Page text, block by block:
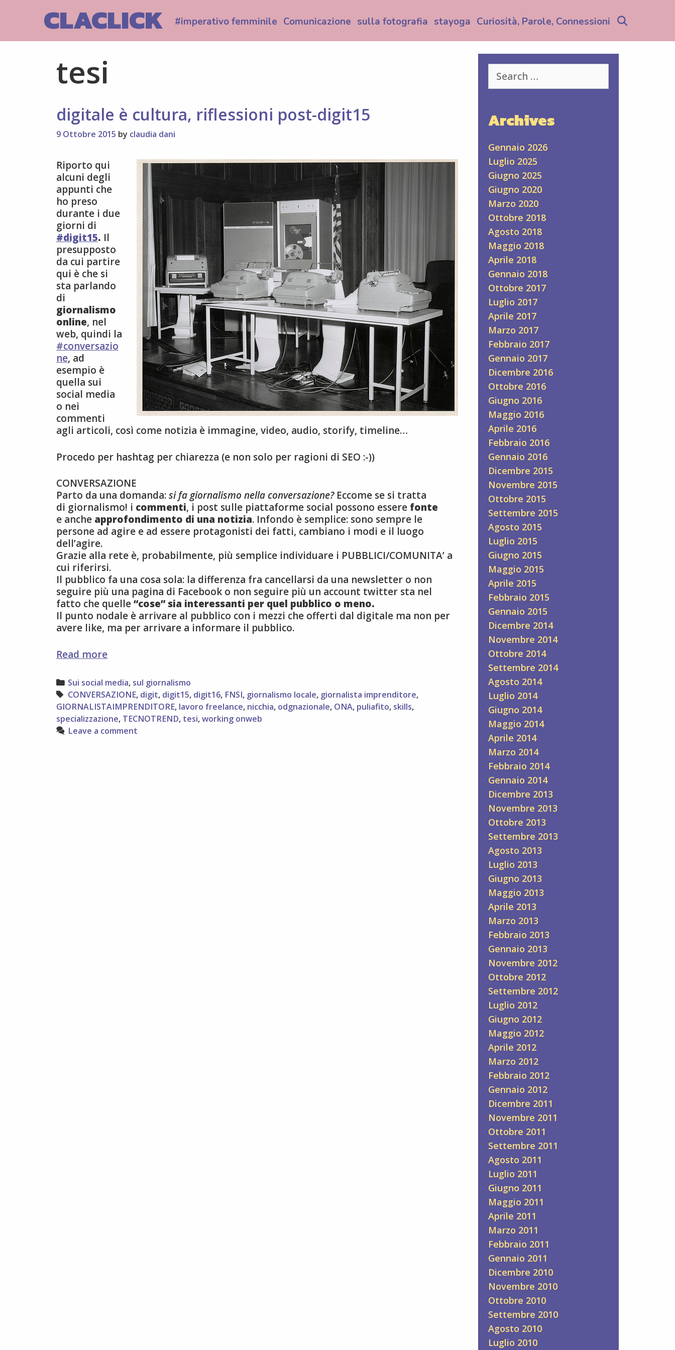
CLACLICK #imperativo femminile Comunicazione sulla fotografia stayoga Curiosità, Parole, Connessioni
tesi
digitale è cultura, riflessioni post-digit15
9 Ottobre 2015 by claudia dani
Riporto qui
alcuni degli
appunti che
ho preso
durante i due
giorni di
#digit15. Il
presupposto
da cui partire
qui è che si
sta parlando
di
giornalismo
online, nel
web, quindi la
#conversazio
ne, ad
esempio è
quella sui
social media
o nei
commenti
agli articoli, così come notizia è immagine, video, audio, storify, timeline…
Procedo per hashtag per chiarezza (e non solo per ragioni di SEO :-))
CONVERSAZIONE
Parto da una domanda:si fa giornalismo nella conversazione?Eccome se si tratta
di giornalismo! i commenti, i post sulle piattaforme social possono essere fonte
e anche approfondimento di una notizia. Infondo è semplice: sono sempre le
persone ad agire e ad essere protagonisti dei fatti, cambiano i modi e il luogo
dell’agire.
Grazie alla rete è, probabilmente, più semplice individuare i PUBBLICI/COMUNITA’ a
cui riferirsi.
Il pubblico fa una cosa sola: la differenza fra cancellarsi da una newsletter o non
seguire più una pagina di Facebook o non seguire più un account twitter sta nel
fatto che quelle“cose” sia interessanti per quel pubblico o meno.
Il punto nodale è arrivare al pubblico con i mezzi che offerti dal digitale ma non per
avere like, ma per arrivare a informare il pubblico.
Read moredigitale
cultura,
riflessioni
post-
digit15
Categories
Sui social media, sul giornalismo
Tags
CONVERSAZIONE, digit, digit15, digit16, FNSI, giornalismo locale, giornalista imprenditore,
GIORNALISTAIMPRENDITORE, lavoro freelance, nicchia, odgnazionale, ONA, puliafito, skills,
specializzazione, TECNOTREND, tesi,working onweb
Leave a comment
for:
Archives
Gennaio 2026
Luglio 2025
Giugno 2025
Giugno 2020
Marzo 2020
Ottobre 2018
Agosto 2018
Maggio 2018
Aprile 2018
Gennaio 2018
Ottobre 2017
Luglio 2017
Aprile 2017
Marzo 2017
Febbraio 2017
Gennaio 2017
Dicembre 2016
Ottobre 2016
Giugno 2016
Maggio 2016
Aprile 2016
Febbraio 2016
Gennaio 2016
Dicembre 2015
Novembre 2015
Ottobre 2015
Settembre 2015
Agosto 2015
Luglio 2015
Giugno 2015
Maggio 2015
Aprile 2015
Febbraio 2015
Gennaio 2015
Dicembre 2014
Novembre 2014
Ottobre 2014
Settembre 2014
Agosto 2014
Luglio 2014
Giugno 2014
Maggio 2014
Aprile 2014
Marzo 2014
Febbraio 2014
Gennaio 2014
Dicembre 2013
Novembre 2013
Ottobre 2013
Settembre 2013
Agosto 2013
Luglio 2013
Giugno 2013
Maggio 2013
Aprile 2013
Marzo 2013
Febbraio 2013
Gennaio 2013
Novembre 2012
Ottobre 2012
Settembre 2012
Luglio 2012
Giugno 2012
Maggio 2012
Aprile 2012
Marzo 2012
Febbraio 2012
Gennaio 2012
Dicembre 2011
Novembre 2011
Ottobre 2011
Settembre 2011
Agosto 2011
Luglio 2011
Giugno 2011
Maggio 2011
Aprile 2011
Marzo 2011
Febbraio 2011
Gennaio 2011
Dicembre 2010
Novembre 2010
Ottobre 2010
Settembre 2010
Agosto 2010
Luglio 2010